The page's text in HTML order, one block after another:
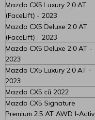
Mazda CX5 Luxury 2.0 AT
(FaceLift) - 2023
Mazda CX5 Deluxe 2.0 AT
(FaceLift) - 2023
Mazda CX5 Deluxe 2.0 AT -
2023
Mazda CX5 Luxury 2.0 AT -
2023
Mazda CX5 cũ 2022
Mazda CX5 Signature
Premium 2.5 AT AWD I-Activ